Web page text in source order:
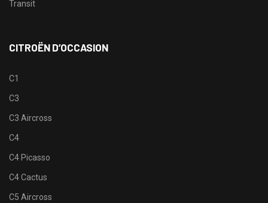
Transit
CITROËN D’OCCASION
C1
C3
C3 Aircross
C4
C4 Picasso
C4 Cactus
C5 Aircross